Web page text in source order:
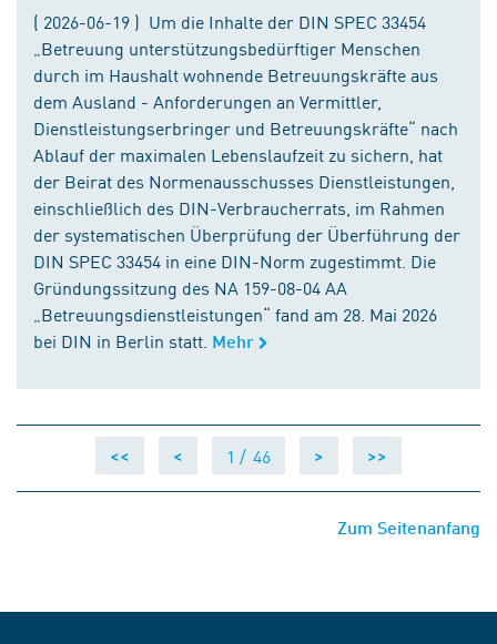
( 2026-06-19 ) Um die Inhalte der DIN SPEC 33454
„Betreuung unterstützungsbedürftiger Menschen
durch im Haushalt wohnende Betreuungskräfte aus
dem Ausland - Anforderungen an Vermittler,
Dienstleistungserbringer und Betreuungskräfte“ nach
Ablauf der maximalen Lebenslaufzeit zu sichern, hat
der Beirat des Normenausschusses Dienstleistungen,
einschließlich des DIN-Verbraucherrats, im Rahmen
der systematischen Überprüfung der Überführung der
DIN SPEC 33454 in eine DIN-Norm zugestimmt. Die
Gründungssitzung des NA 159-08-04 AA
„Betreuungsdienstleistungen“ fand am 28. Mai 2026
bei DIN in Berlin statt. Mehr
<< < 1 / 46 > >>
Zum Seitenanfang